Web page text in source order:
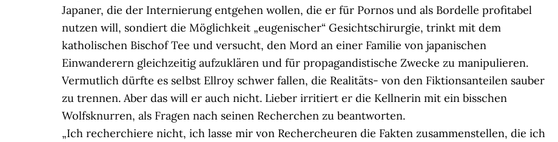
Japaner, die der Internierung entgehen wollen, die er für Pornos und als Bordelle profitabel
nutzen will, sondiert die Möglichkeit „eugenischer“ Gesichtschirurgie, trinkt mit dem
katholischen Bischof Tee und versucht, den Mord an einer Familie von japanischen
Einwanderern gleichzeitig aufzuklären und für propagandistische Zwecke zu manipulieren.
Vermutlich dürfte es selbst Ellroy schwer fallen, die Realitäts- von den Fiktionsanteilen sauber
zu trennen. Aber das will er auch nicht. Lieber irritiert er die Kellnerin mit ein bisschen
Wolfsknurren, als Fragen nach seinen Recherchen zu beantworten.
„Ich recherchiere nicht, ich lasse mir von Rechercheuren die Fakten zusammenstellen, die ich